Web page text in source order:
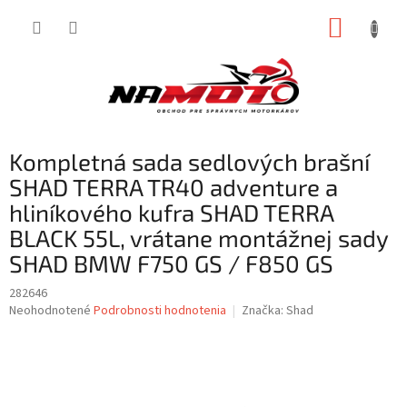
Kompletná sada sedlových brašní
SHAD TERRA TR40 adventure a
hliníkového kufra SHAD TERRA
BLACK 55L, vrátane montážnej sady
SHAD BMW F750 GS / F850 GS
282646
Priemerné
Neohodnotené Podrobnosti hodnotenia Značka: Shad